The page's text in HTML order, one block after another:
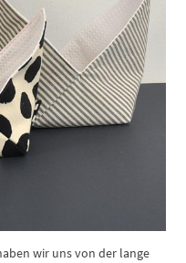
wir uns von der lange